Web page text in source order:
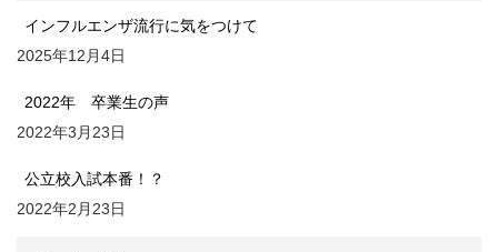
インフルエンザ流行に気をつけて
2025年12月4日
2022年 卒業生の声
2022年3月23日
公立校入試本番！？
2022年2月23日